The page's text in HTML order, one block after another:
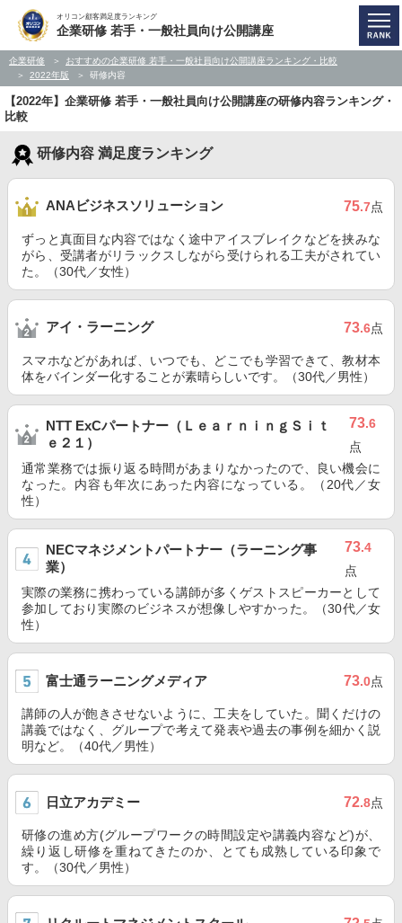
オリコン顧客満足度ランキング
企業研修 若手・一般社員向け公開講座
企業研修
おすすめの企業研修 若手・一般社員向け公開講座ランキング・比較
2022年版
研修内容
【2022年】企業研修 若手・一般社員向け公開講座の研修内容ランキング・
比較
研修内容 満足度ランキング
ANAビジネスソリューション 75.7点
ずっと真面目な内容ではなく途中アイスブレイクなどを挟みな
がら、受講者がリラックスしながら受けられる工夫がされてい
た。（30代／女性）
アイ・ラーニング 73.6点
スマホなどがあれば、いつでも、どこでも学習できて、教材本
体をバインダー化することが素晴らしいです。（30代／男性）
NTT ExCパートナー（ＬｅａｒｎｉｎｇＳｉｔ
ｅ２１）
73.6
点
通常業務では振り返る時間があまりなかったので、良い機会に
なった。内容も年次にあった内容になっている。（20代／女
性）
NECマネジメントパートナー（ラーニング事
業）
73.4
点
実際の業務に携わっている講師が多くゲストスピーカーとして
参加しており実際のビジネスが想像しやすかった。（30代／女
性）
富士通ラーニングメディア 73.0点
講師の人が飽きさせないように、工夫をしていた。聞くだけの
講義ではなく、グループで考えて発表や過去の事例を細かく説
明など。（40代／男性）
日立アカデミー 72.8点
研修の進め方(グループワークの時間設定や講義内容など)が、
繰り返し研修を重ねてきたのか、とても成熟している印象で
す。（30代／男性）